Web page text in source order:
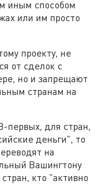
иным способом
или им просто
проекту, не
от сделок с
но и запрещают
странам на
первых, для стран,
деньги", то
на
Вашингтону
кто "активно